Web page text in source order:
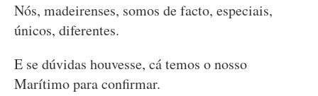
Nós, madeirenses, somos de facto, especiais,
únicos, diferentes.
E se dúvidas houvesse, cá temos o nosso
Marítimo para confirmar.